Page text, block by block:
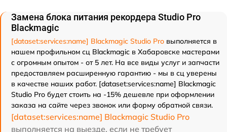
Замена блока питания рекордера Studio Pro
Blackmagic
[dataset:services:name] Blackmagic Studio Pro выполняется в
нашем профильном сц Blackmagic в Хабаровске мастерами
с огромным опытом - от 5 лет. На все виды услуг и запчасти
предоставляем расширенную гарантию - мы в сц уверены
в качестве наших работ. [dataset:services:name] Blackmagic
Studio Pro будет стоить на -15% дешевле при оформлении
заказа на сайте через звонок или форму обратной связи.
[dataset:services:name] Blackmagic Studio Pro
выполняется на выезде, если не требует